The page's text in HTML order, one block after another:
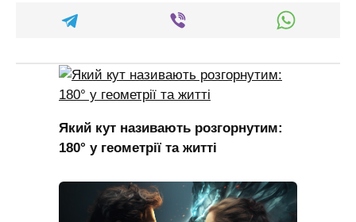
Який кут називають розгорнутим:
180° у геометрії та житті